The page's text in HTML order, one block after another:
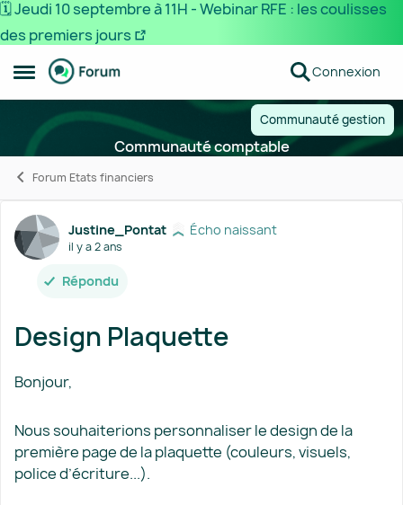
🗓️ Jeudi 10 septembre à 11H - Webinar RFE : les coulisses
des premiers jours
Ouvrir Menu Latéral
Passer au contenu Connexion
Communauté gestion
Communauté comptable
Forum Etats financiers
Forum Discussion
Justine_Pontat Écho naissant
il y a 2 ans
Répondu
Design Plaquette
Bonjour,
Nous souhaiterions personnaliser le design de la
première page de la plaquette (couleurs, visuels,
police d’écriture...).